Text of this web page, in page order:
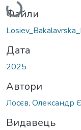
Вантажиться...
Файли
Дата
2025
Автори
Лосєв, Олександр
Видавець